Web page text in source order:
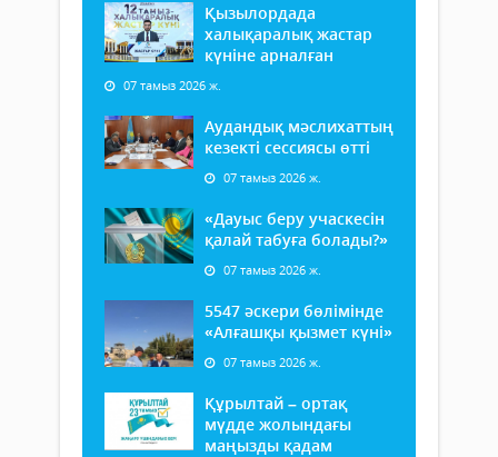
Қызылордада
халықаралық жастар
күніне арналған
07 тамыз 2026 ж.
Аудандық мәслихаттың
кезекті сессиясы өтті
07 тамыз 2026 ж.
«Дауыс беру учаскесін
қалай табуға болады?»
07 тамыз 2026 ж.
5547 әскери бөлімінде
«Алғашқы қызмет күні»
07 тамыз 2026 ж.
Құрылтай – ортақ
мүдде жолындағы
маңызды қадам